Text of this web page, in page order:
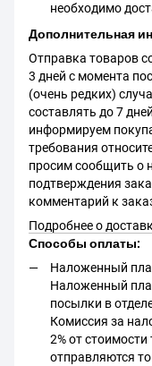
необходимо
Дополнительная
Отправка товаров
3 дней с момента
(очень редких)
составлять до 7
информируем
требования
просим сообщить о
подтверждения
комментарий к
Подробнее о
Способы оплаты:
Наложенный
Наложенный
посылки в
Комиссия за
2% от
отправляются